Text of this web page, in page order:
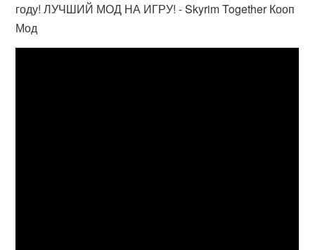
году! ЛУЧШИЙ МОД НА ИГРУ! - Skyrim Together Кооп
Мод